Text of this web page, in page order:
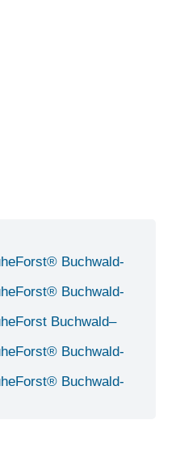
Buchwald-
Buchwald-
Buchwald–
Buchwald-
Buchwald-